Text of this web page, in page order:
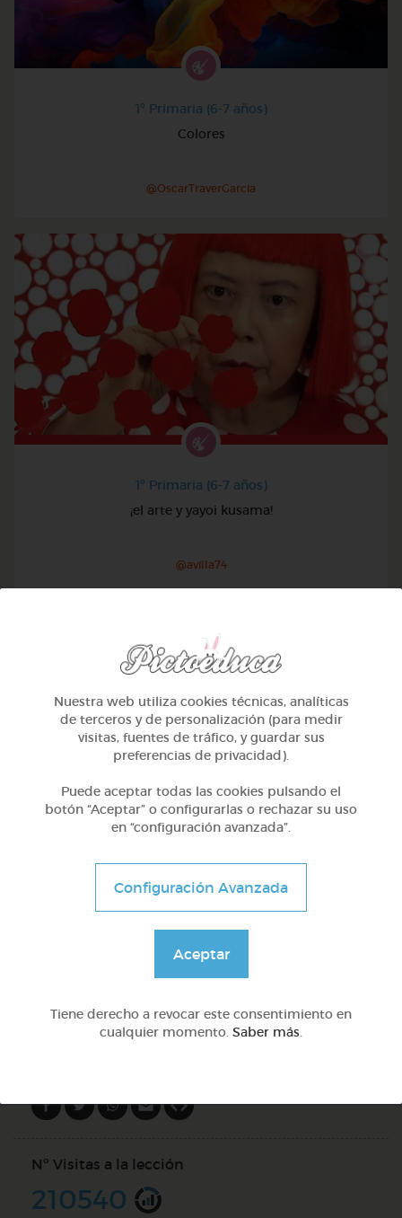
1º Primaria (6-7 años)
Colores
@OscarTraverGarcia
1º Primaria (6-7 años)
¡el arte y yayoi kusama!
@avilla74
1º Primaria (6-7 años)
Geometría y fotografía
DOCS (3)
Nº Visitas a la lección
210540
Nuestra web utiliza cookies técnicas, analíticas
de terceros y de personalización (para medir
visitas, fuentes de tráfico, y guardar sus
preferencias de privacidad).
Puede aceptar todas las cookies pulsando el
botón “Aceptar” o configurarlas o rechazar su uso
en “configuración avanzada”.
Configuración Avanzada
Aceptar
Tiene derecho a revocar este consentimiento en
cualquier momento. Saber más.